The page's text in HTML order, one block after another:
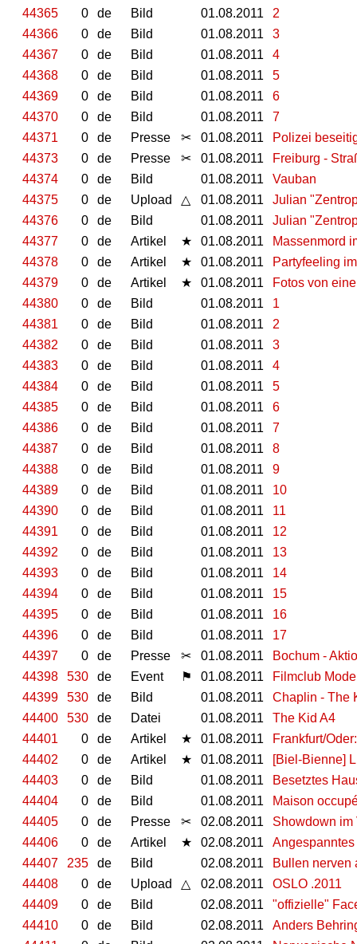
44365
0 de Bild 01.08.2011
2
44366
0 de Bild 01.08.2011
3
44367
0 de Bild 01.08.2011
4
44368
0 de Bild 01.08.2011
5
44369
0 de Bild 01.08.2011
6
44370
0 de Bild 01.08.2011
7
44371
0 de Presse ✂ 01.08.2011
Polizei
44373
0 de Presse ✂ 01.08.2011
Freiburg -
44374
0 de Bild 01.08.2011
Vauban
44375
0 de Upload △ 01.08.2011
Julian
44376
0 de Bild 01.08.2011
Julian
44377
0 de Artikel ★ 01.08.2011
Massenmord
44378
0 de Artikel ★ 01.08.2011
Partyfeeling
44379
0 de Artikel ★ 01.08.2011
Fotos von
44380
0 de Bild 01.08.2011
1
44381
0 de Bild 01.08.2011
2
44382
0 de Bild 01.08.2011
3
44383
0 de Bild 01.08.2011
4
44384
0 de Bild 01.08.2011
5
44385
0 de Bild 01.08.2011
6
44386
0 de Bild 01.08.2011
7
44387
0 de Bild 01.08.2011
8
44388
0 de Bild 01.08.2011
9
44389
0 de Bild 01.08.2011
10
44390
0 de Bild 01.08.2011
11
44391
0 de Bild 01.08.2011
12
44392
0 de Bild 01.08.2011
13
44393
0 de Bild 01.08.2011
14
44394
0 de Bild 01.08.2011
15
44395
0 de Bild 01.08.2011
16
44396
0 de Bild 01.08.2011
17
44397
0 de Presse ✂ 01.08.2011
Bochum -
44398
530 de Event ⚑ 01.08.2011
Filmclub
44399
530 de Bild 01.08.2011
Chaplin - The
44400
530 de Datei 01.08.2011
The Kid A4
44401
0 de Artikel ★ 01.08.2011
Frankfurt/
44402
0 de Artikel ★ 01.08.2011
[Biel-Bienne]
44403
0 de Bild 01.08.2011
Besetztes
44404
0 de Bild 01.08.2011
Maison
44405
0 de Presse ✂ 02.08.2011
Showdown im
44406
0 de Artikel ★ 02.08.2011
44407
235 de Bild 02.08.2011
Bullen nerven
44408
0 de Upload △ 02.08.2011
OSLO .2011
44409
0 de Bild 02.08.2011
"offizielle"
44410
0 de Bild 02.08.2011
Anders